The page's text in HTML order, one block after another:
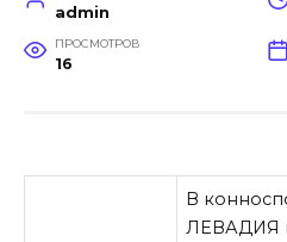
admin
ПРОСМОТРОВ
16
В
ЛЕВАДИЯ